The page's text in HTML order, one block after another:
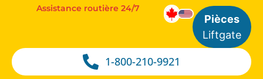
1-800-210-9921
Assistance routière 24/7
Pièces
Liftgate